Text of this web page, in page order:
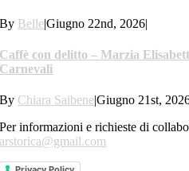
By Belle|Giugno 22nd, 2026|
Caffè con delitto – Marzia
Carnevali
By Chiara Saibene|Giugno 21st,
Per informazioni e richieste di
arstorica@gmail.com